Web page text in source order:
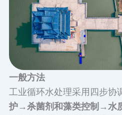
一般方法
工业循环水处理采用四步协
护→杀菌剂和藻类控制→水